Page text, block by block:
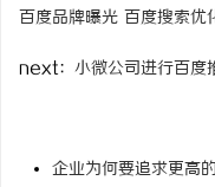
百度品牌曝光 百度搜索优
next： 小微公司进行百度
企业为何要追求更高